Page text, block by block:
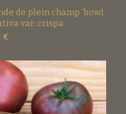
de plein champ ‘bowl
var. crispa
€